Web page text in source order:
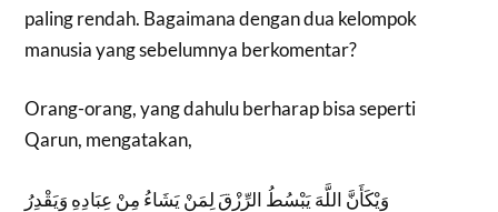
paling rendah. Bagaimana dengan dua kelompok
manusia yang sebelumnya berkomentar?
Orang-orang, yang dahulu berharap bisa seperti
Qarun, mengatakan,
وَيْكَأَنَّ اللَّهَ يَبْسُطُ الرِّزْقَ لِمَنْ يَشَاءُ مِنْ عِبَادِهِ وَيَقْدِرُ